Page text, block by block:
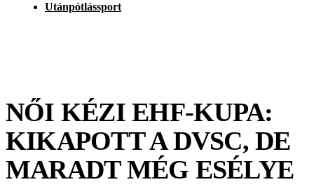
Utánpótlássport
NŐI KÉZI EHF-KUPA:
KIKAPOTT A DVSC, DE
MARADT MÉG ESÉLYE